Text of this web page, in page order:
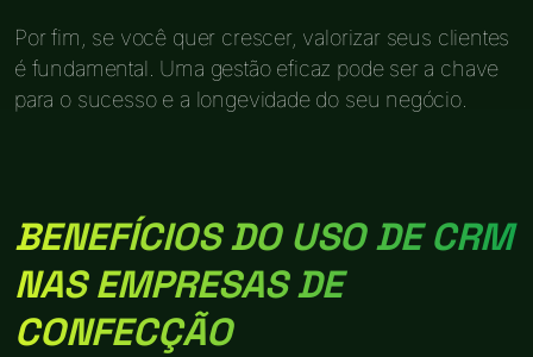
Por fim, se você quer crescer, valorizar seus clientes
é fundamental. Uma gestão eficaz pode ser a chave
para o sucesso e a longevidade do seu negócio.
BENEFÍCIOS DO USO DE CRM
NAS EMPRESAS DE
CONFECÇÃO